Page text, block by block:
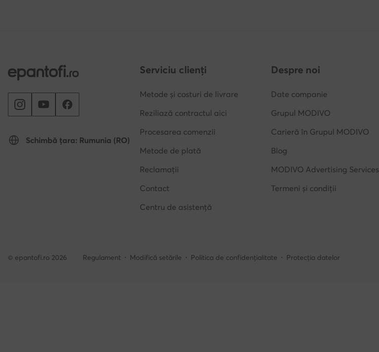
Schimbă țara: Rumunia (RO)
Serviciu clienți
Metode și costuri de livrare
Reziliază contractul aici
Procesarea comenzii
Metode de plată
Reclamații
Contact
Centru de asistență
Despre noi
Date companie
Grupul MODIVO
Carieră în Grupul MODIVO
Blog
MODIVO Advertising Services
Termeni și condiții
© epantofi.ro 2026 Regulament Modifică setările Politica de confidențialitate Protecția datelor